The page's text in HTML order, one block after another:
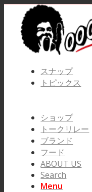
スナップ
トピックス
ショップ
トークリレー
ブランド
フード
ABOUT US
Search
Menu